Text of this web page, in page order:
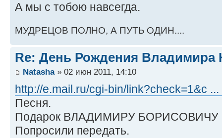
А мы с тобою навсегда.
МУДРЕЦОВ ПОЛНО, А ПУТЬ ОДИН....
Re: День Рождения Владимира
Natasha» 02 июн 2011, 14:10
http://e.mail.ru/cgi-bin/link?check=1&c
Песня.
Подарок ВЛАДИМИРУ БОРИСОВИЧУ
Попросили передать.